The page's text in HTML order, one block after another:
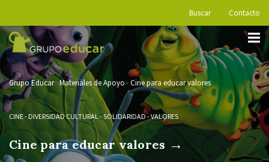
Buscar Contacto
Grupo Educar Materiales de Apoyo Cine para educar valores
CINE-DIVERSIDAD CULTURAL-SOLIDARIDAD-VALORES
Cine para educar valores →